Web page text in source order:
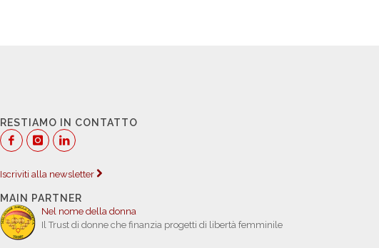
RESTIAMO IN CONTATTO
Iscriviti alla newsletter
MAIN PARTNER
Nel nome della donna
Il Trust di donne che finanzia progetti di libertà femminile